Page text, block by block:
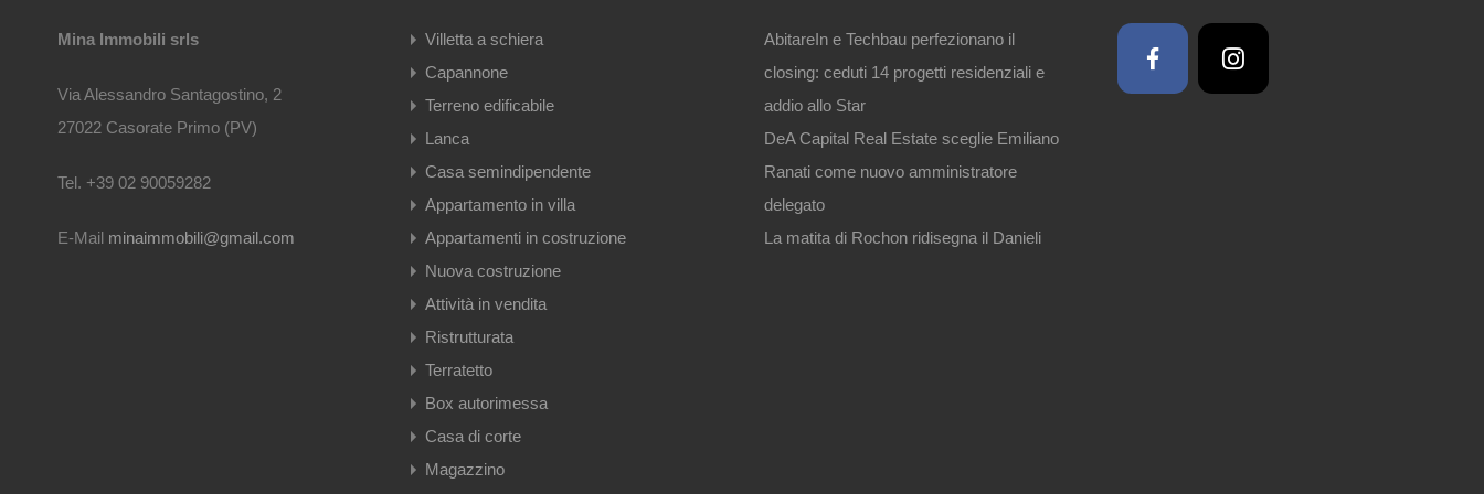
Mina Immobili srls
Via Alessandro Santagostino, 2
27022 Casorate Primo (PV)
Tel. +39 02 90059282
E-Mail minaimmobili@gmail.com
Villetta a schiera
Capannone
Terreno edificabile
Lanca
Casa semindipendente
Appartamento in villa
Appartamenti in costruzione
Nuova costruzione
Attività in vendita
Ristrutturata
Terratetto
Box autorimessa
Casa di corte
Magazzino
AbitareIn e Techbau perfezionano il
closing: ceduti 14 progetti residenziali e
addio allo Star
DeA Capital Real Estate sceglie Emiliano
Ranati come nuovo amministratore
delegato
La matita di Rochon ridisegna il Danieli